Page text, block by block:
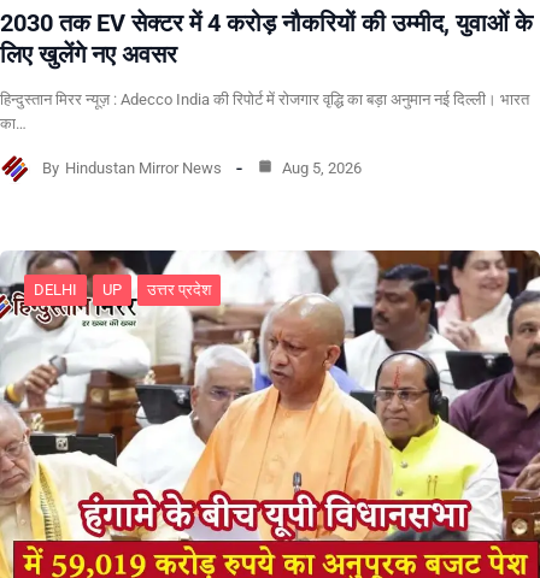
2030 तक EV सेक्टर में 4 करोड़ नौकरियों की उम्मीद, युवाओं के
लिए खुलेंगे नए अवसर
हिन्दुस्तान मिरर न्यूज़ : Adecco India की रिपोर्ट में रोजगार वृद्धि का बड़ा अनुमान नई दिल्ली। भारत
का…
By Hindustan Mirror News Aug 5, 2026
DELHI UP उत्तर प्रदेश